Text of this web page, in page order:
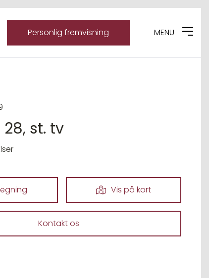
Personlig fremvisning MENU
st. tv
Vis på kort
Kontakt os